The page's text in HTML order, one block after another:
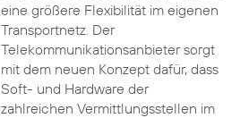
eine größere Flexibilität im eigenen
Transportnetz. Der
Telekommunikationsanbieter sorgt
mit dem neuen Konzept dafür, dass
Soft- und Hardware der
zahlreichen Vermittlungsstellen im